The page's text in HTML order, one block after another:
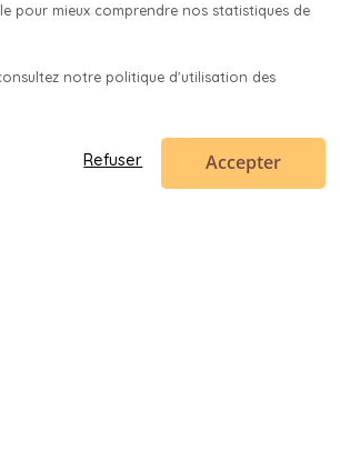
pour mieux comprendre nos statistiques de
notre politique d'utilisation des
Refuser Accepter